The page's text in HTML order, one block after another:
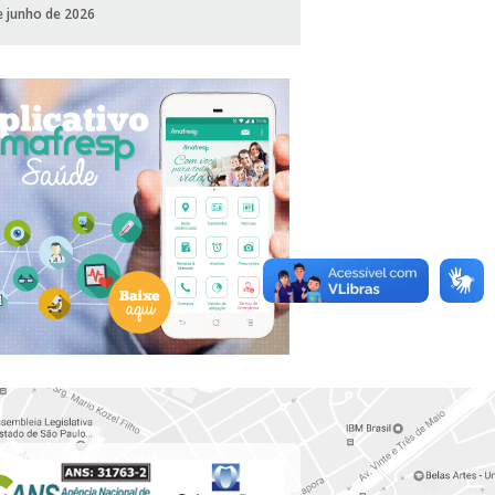
junho de 2026